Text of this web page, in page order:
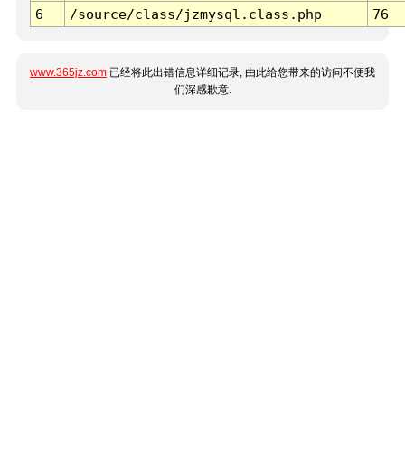
6
/source/class/jzmysql.class.php 76
www.365jz.com 已经将此出错信息详细记录, 由此给您带来的访问不便我
们深感歉意.